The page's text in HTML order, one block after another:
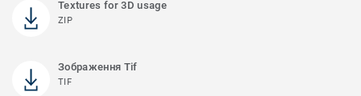
Textures for 3D usage
ZIP
Зображення Tif
TIF